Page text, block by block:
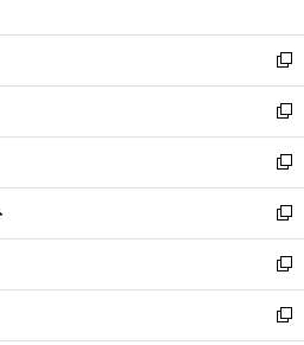
開
く
ウ
で
開
く
ン
ド
ウ
で
開
く
ウ
ィ
ン
ド
ウ
で
開
く
新
し
い
ウ
ィ
ン
ド
ウ
で
開
く
新
し
い
ウ
ィ
ン
ド
ウ
で
開
新
し
い
ウ
ィ
ン
ド
新
し
い
ウ
ィ
新
し
い
新